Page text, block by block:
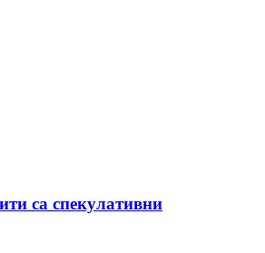
са спекулативни